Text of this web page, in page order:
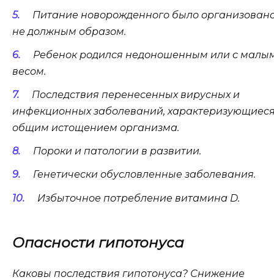
Питание новорожденного было
не должным образом.
Ребенок родился недоношенным или с
весом.
Последствия перенесенных вирусных и
инфекционных заболеваний,
общим истощением организма.
Пороки и патологии в развитии.
Генетически обусловленные заболевания.
Избыточное потребление витамина D.
Опасности гипотонуса
Каковы последствия гипотонуса? Снижение